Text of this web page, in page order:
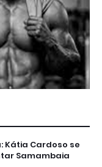
Kátia Cardoso se
Samambaia